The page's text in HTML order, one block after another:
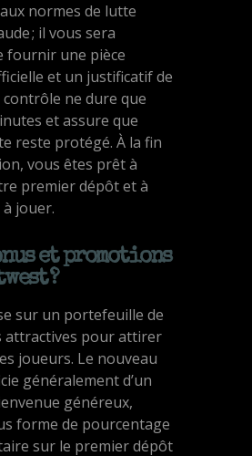
normes de lutte
; il vous sera
fournir une pièce
et un justificatif de
contrôle ne dure que
et assure que
reste protégé. À la fin
vous êtes prêt à
premier dépôt et à
jouer.
et promotions
?
sur un portefeuille de
attractives pour attirer
joueurs. Le nouveau
généralement d’un
généreux,
forme de pourcentage
sur le premier dépôt